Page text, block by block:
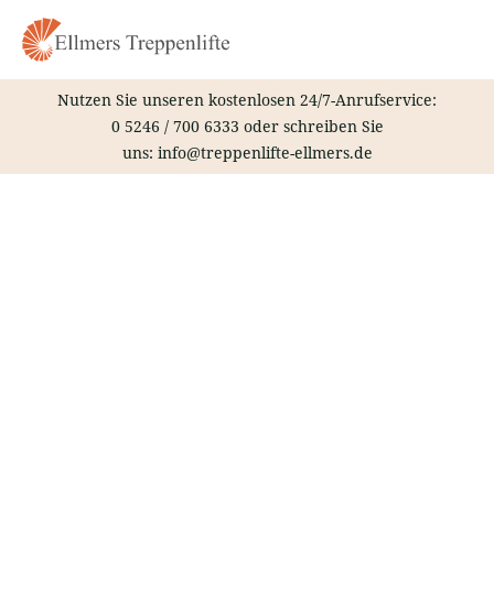
Inhalt
springen
Nutzen Sie unseren kostenlosen 24/7-Anrufservice:
0 5246 / 700 6333 oder schreiben Sie
uns: info@treppenlifte-ellmers.de